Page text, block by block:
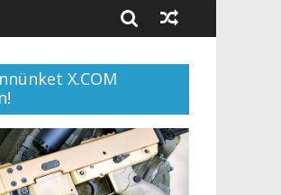
X.COM